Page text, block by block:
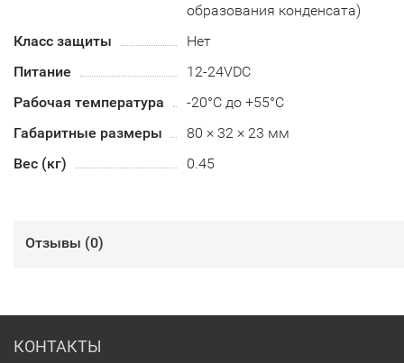
образования конденсата)
Класс защиты
Нет
Питание
12-24VDC
Рабочая температура
-20°C до +55°C
Габаритные размеры
80 × 32 × 23 мм
Вес (кг)
0.45
Отзывы (0)
КОНТАКТЫ